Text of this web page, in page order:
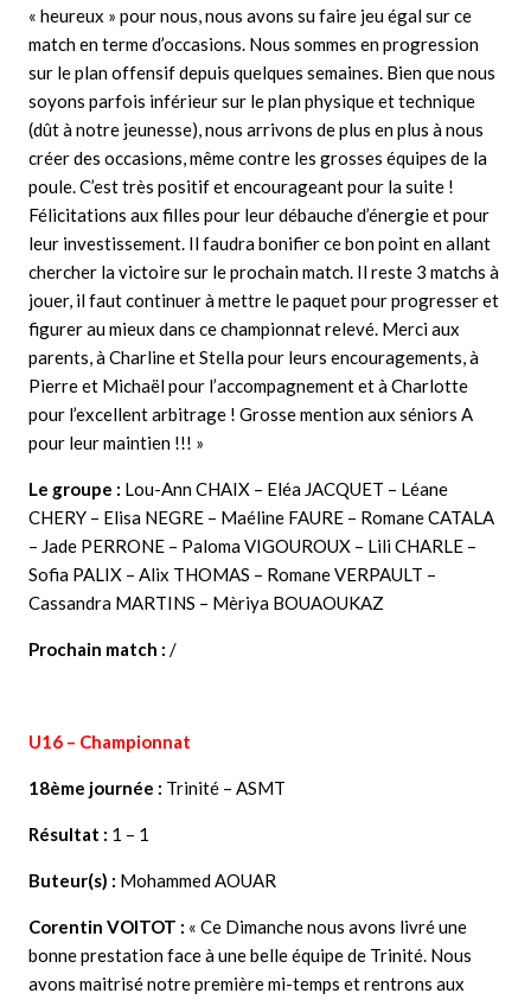
« heureux » pour nous, nous avons su faire jeu égal sur ce
match en terme d’occasions. Nous sommes en progression
sur le plan offensif depuis quelques semaines. Bien que nous
soyons parfois inférieur sur le plan physique et technique
(dût à notre jeunesse), nous arrivons de plus en plus à nous
créer des occasions, même contre les grosses équipes de la
poule. C’est très positif et encourageant pour la suite !
Félicitations aux filles pour leur débauche d’énergie et pour
leur investissement. Il faudra bonifier ce bon point en allant
chercher la victoire sur le prochain match. Il reste 3 matchs à
jouer, il faut continuer à mettre le paquet pour progresser et
figurer au mieux dans ce championnat relevé. Merci aux
parents, à Charline et Stella pour leurs encouragements, à
Pierre et Michaël pour l’accompagnement et à Charlotte
pour l’excellent arbitrage ! Grosse mention aux séniors A
pour leur maintien !!! »
Le groupe : Lou-Ann CHAIX – Eléa JACQUET – Léane
CHERY – Elisa NEGRE – Maéline FAURE – Romane CATALA
– Jade PERRONE – Paloma VIGOUROUX – Lili CHARLE –
Sofia PALIX – Alix THOMAS – Romane VERPAULT –
Cassandra MARTINS – Mèriya BOUAOUKAZ
Prochain match : /
U16 – Championnat
18ème journée : Trinité – ASMT
Résultat : 1 – 1
Buteur(s) : Mohammed AOUAR
Corentin VOITOT : « Ce Dimanche nous avons livré une
bonne prestation face à une belle équipe de Trinité. Nous
avons maitrisé notre première mi-temps et rentrons aux